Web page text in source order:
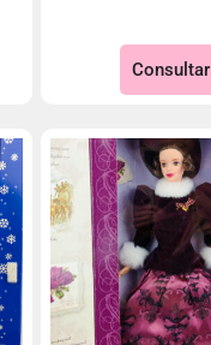
Consultar